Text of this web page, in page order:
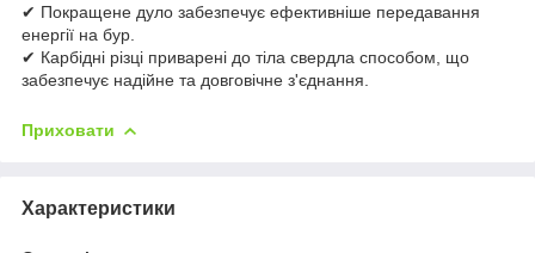
✔ Покращене дуло забезпечує ефективніше передавання
енергії на бур.
✔ Карбідні різці приварені до тіла свердла способом, що
забезпечує надійне та довговічне з'єднання.
Приховати
Характеристики